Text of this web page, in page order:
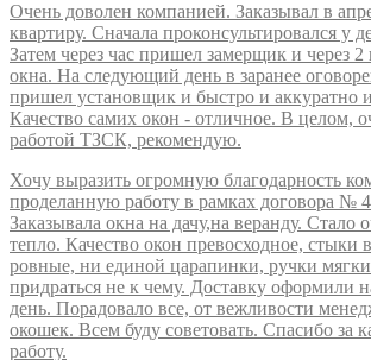
Очень доволен компанией. Заказывал в
квартиру. Сначала проконсультировался у
Затем через час пришел замерщик и через 2
окна. На следующий день в заранее
пришел установщик и быстро и аккуратно
Качество самих окон - отличное. В целом,
работой ТЗСК, рекомендую.
Хочу выразить огромную благодарность
проделанную работу в рамках договора №
Заказывала окна на дачу,на веранду. Стало
тепло. Качество окон превосходное, стыки
ровные, ни единой царапинки, ручки
придраться не к чему. Доставку оформили
день. Порадовало все, от вежливости
окошек. Всем буду советовать. Спасибо за
работу.